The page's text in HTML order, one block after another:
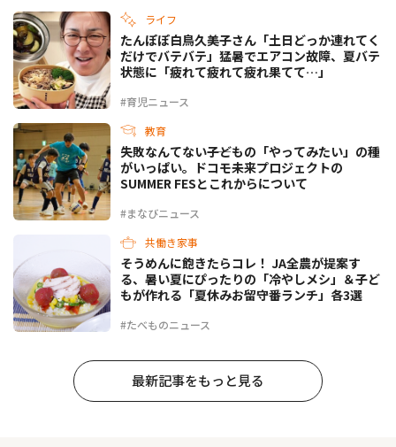
ライフ
#育児ニュース
たんぽぽ白鳥久美子さん「土日どっか連れてく
だけでバテバテ」猛暑でエアコン故障、夏バテ
状態に「疲れて疲れて疲れ果てて…」
教育
#まなびニュース
失敗なんてない――子どもの「やってみたい」の種
がいっぱい。ドコモ未来プロジェクトの
SUMMER FESとこれからについて
共働き家事
#たべものニュース
そうめんに飽きたらコレ！ JA全農が提案す
る、暑い夏にぴったりの「冷やしメシ」＆子ど
もが作れる「夏休みお留守番ランチ」各3選
最新記事をもっと見る